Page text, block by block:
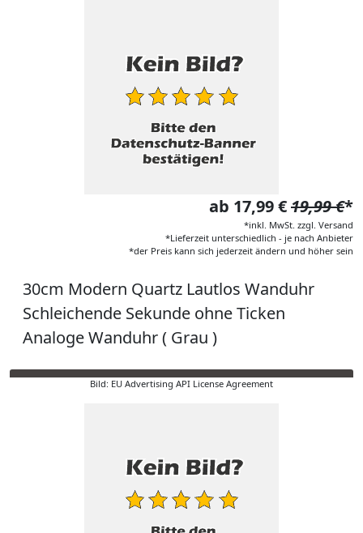
ab 17,99 €19,99 €*
*inkl. MwSt. zzgl. Versand
*Lieferzeit unterschiedlich - je nach Anbieter
*der Preis kann sich jederzeit ändern und höher sein
30cm Modern Quartz Lautlos Wanduhr
Schleichende Sekunde ohne Ticken
Analoge Wanduhr ( Grau )
Bild: EU Advertising API License Agreement